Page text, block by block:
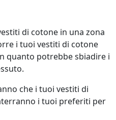
di cotone in una zona
i tuoi vestiti di cotone
quanto potrebbe sbiadire i
che i tuoi vestiti di
i tuoi preferiti per